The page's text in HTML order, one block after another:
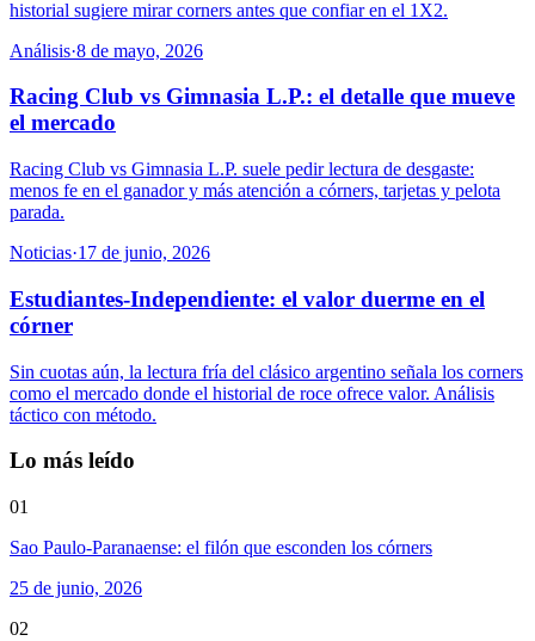
historial sugiere mirar corners antes que confiar en el 1X2.
Análisis·8 de mayo, 2026
Racing Club vs Gimnasia L.P.: el detalle que mueve
el mercado
Racing Club vs Gimnasia L.P. suele pedir lectura de desgaste:
menos fe en el ganador y más atención a córners, tarjetas y pelota
parada.
Noticias·17 de junio, 2026
Estudiantes-Independiente: el valor duerme en el
córner
Sin cuotas aún, la lectura fría del clásico argentino señala los corners
como el mercado donde el historial de roce ofrece valor. Análisis
táctico con método.
Lo más leído
01
Sao Paulo-Paranaense: el filón que esconden los córners
25 de junio, 2026
02